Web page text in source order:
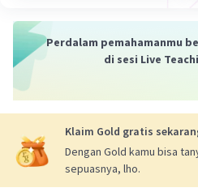
Perdalam pemahamanmu
di sesi Live
Klaim Gold gratis
Dengan Gold kamu bisa
sepuasnya, lho.